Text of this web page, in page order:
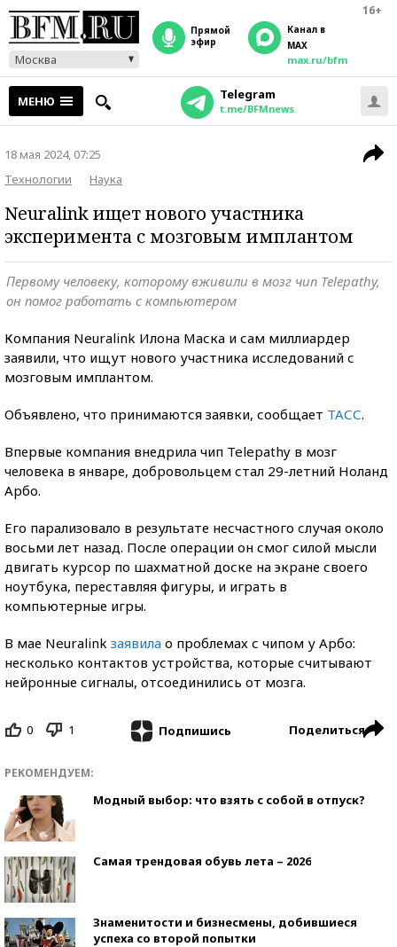
16+
Москва
прямой
эфир
Канал в
MAX
max.ru/bfm
МЕНЮ Telegram
t.me/BFMnews
18 мая 2024, 07:25
Технологии
Наука
Neuralink ищет нового участника
эксперимента с мозговым имплантом
Первому человеку, которому вживили в мозг чип Telepathy,
он помог работать с компьютером
Компания Neuralink Илона Маска и сам миллиардер
заявили, что ищут нового участника исследований с
мозговым имплантом.
Объявлено, что принимаются заявки, сообщает ТАСС.
Впервые компания внедрила чип Telepathy в мозг
человека в январе, добровольцем стал 29-летний Ноланд
Арбо.
Его парализовало в результате несчастного случая около
восьми лет назад. После операции он смог силой мысли
двигать курсор по шахматной доске на экране своего
ноутбука, переставляя фигуры, и играть в
компьютерные игры.
В мае Neuralink заявила о проблемах с чипом у Арбо:
несколько контактов устройства, которые считывают
нейронные сигналы, отсоединились от мозга.
0 1 Подпишись Поделиться
РЕКОМЕНДУЕМ:
Модный выбор: что взять с собой в отпуск?
Самая трендовая обувь лета – 2026
Знаменитости и бизнесмены, добившиеся
успеха со второй попытки